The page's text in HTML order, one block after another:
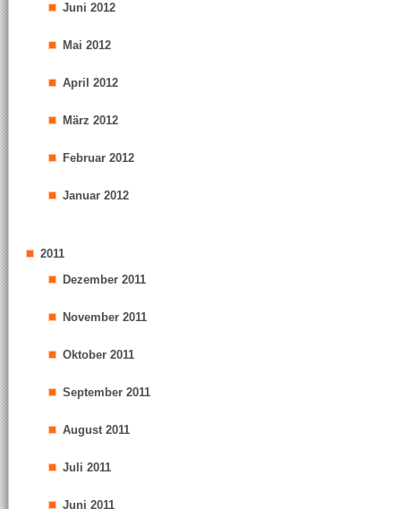
Juni 2012
Mai 2012
April 2012
März 2012
Februar 2012
Januar 2012
2011
Dezember 2011
November 2011
Oktober 2011
September 2011
August 2011
Juli 2011
Juni 2011